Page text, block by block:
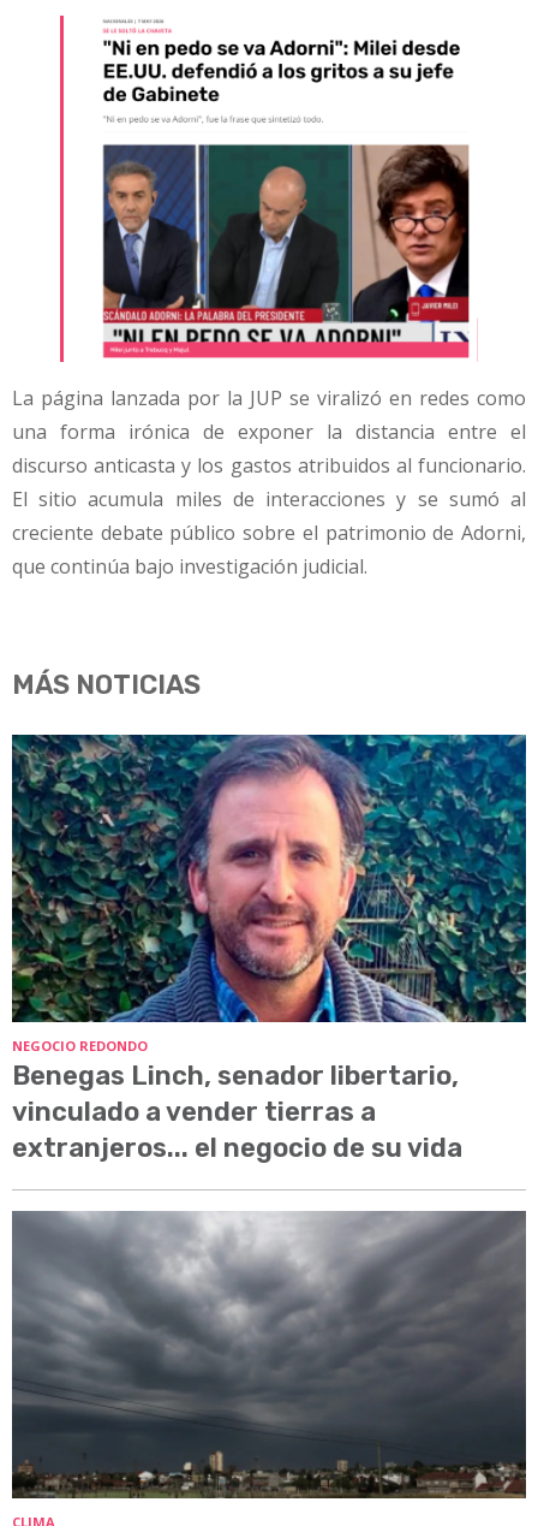
La página lanzada por la JUP se viralizó en redes como
una forma irónica de exponer la distancia entre el
discurso anticasta y los gastos atribuidos al funcionario.
El sitio acumula miles de interacciones y se sumó al
creciente debate público sobre el patrimonio de Adorni,
que continúa bajo investigación judicial.
MÁS NOTICIAS
NEGOCIO REDONDO
Benegas Linch, senador libertario,
vinculado a vender tierras a
extranjeros... el negocio de su vida
CLIMA